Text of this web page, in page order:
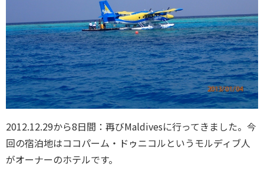
2012.12.29から8日間：再びMaldivesに行ってきました。今
回の宿泊地はココパーム・ドゥニコルというモルディブ人
がオーナーのホテルです。